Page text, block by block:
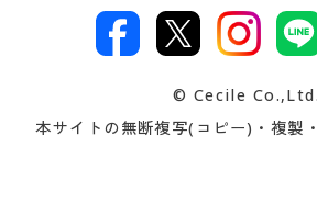
著作権・商標について 会社案
プレゼント＆キャンペーン サイト
交換・返品は お支払
ついて
忘れの
© Cecile Co.,Ltd.
本サイトの無断複写(コピー)・複製